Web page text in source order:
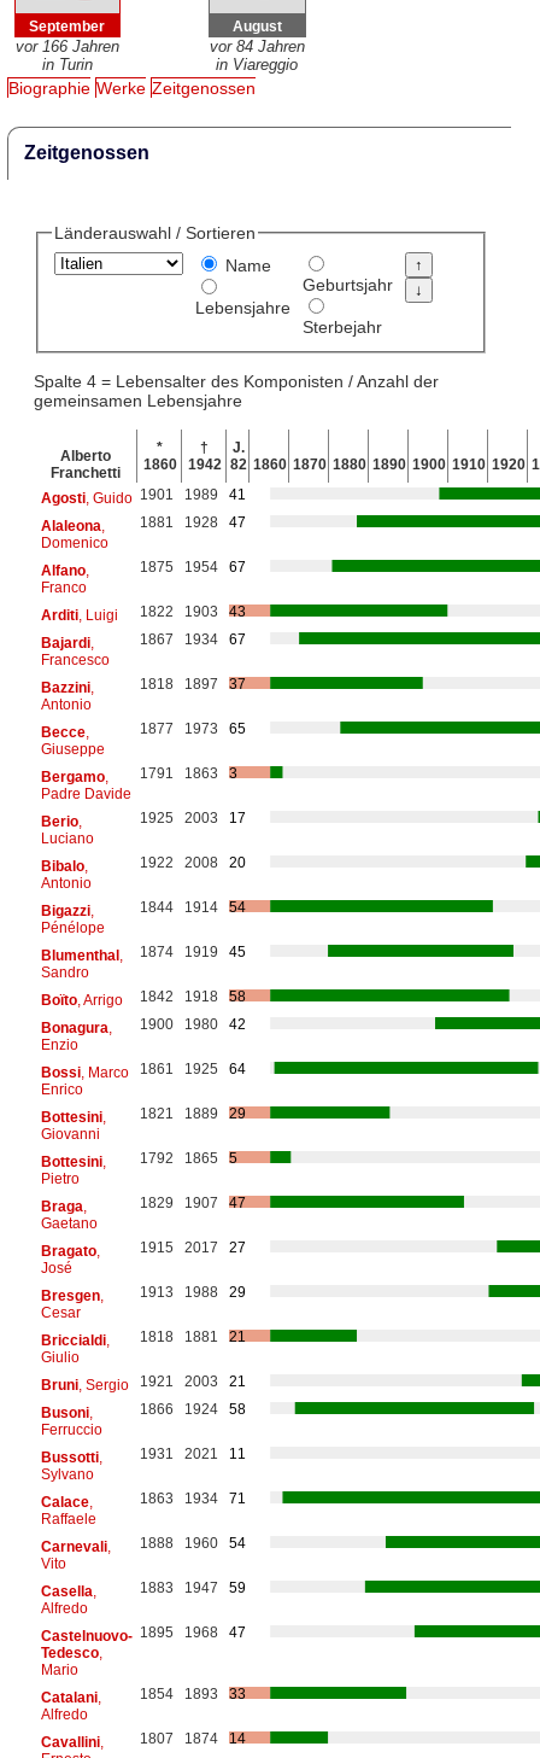
September
vor 166 Jahren
in Turin
August
vor 84 Jahren
in Viareggio
Biographie Werke Zeitgenossen
Zeitgenossen
Länderauswahl / Sortieren
Name
Lebensjahre
Geburtsjahr
Sterbejahr
Spalte 4 = Lebensalter des Komponisten / Anzahl der
gemeinsamen Lebensjahre
Alberto
Franchetti
*
1860
†
1942
J.
82 1860 1870 1880 1890 1900 1910 1920
Agosti, Guido 1901 1989
41
Alaleona
Domenico
1881 1928 47
Alfano,
Franco
1875 1954 67
Arditi, Luigi 1822 1903
43
Bajardi,
Francesco
1867 1934 67
Bazzini,
Antonio
1818 1897 37
Becce,
Giuseppe
1877 1973 65
Bergamo,
Padre Davide
1791 1863 3
Berio,
Luciano
1925 2003 17
Bibalo,
Antonio
1922 2008 20
Bigazzi,
Pénélope
1844 1914 54
Blumenthal,
Sandro
1874 1919 45
Boïto, Arrigo 1842 1918
58
Bonagura
Enzio
1900 1980 42
Bossi, Marco
Enrico
1861 1925 64
Bottesini,
Giovanni
1821 1889 29
Bottesini,
Pietro
1792 1865 5
Braga
Gaetano
1829 1907 47
Bragato,
José
1915 2017 27
Bresgen,
Cesar
1913 1988 29
Briccialdi,
Giulio
1818 1881 21
Bruni, Sergio 1921 2003
21
Busoni,
Ferruccio
1866 1924 58
Bussotti,
Sylvano
1931 2021 11
Calace,
Raffaele
1863 1934 71
Carnevali,
Vito
1888 1960 54
Casella
Alfredo
1883 1947 59
Castelnuovo-
Tedesco,
Mario
1895 1968 47
Catalani,
Alfredo
1854 1893 33
Cavallini,
1807 1874 14